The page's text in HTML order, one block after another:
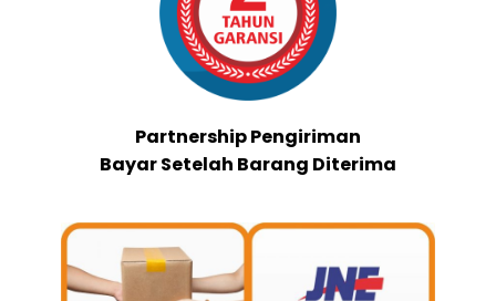
Partnership Pengiriman
Bayar Setelah Barang Diterima